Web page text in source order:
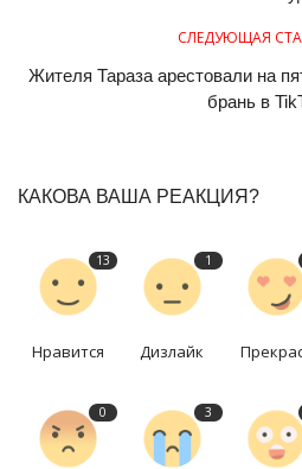
СЛЕДУЮЩАЯ
Жителя Тараза арестовали на
брань в
КАКОВА ВАША РЕАКЦИЯ?
13
Нравится
1
Дизлайк
0 3